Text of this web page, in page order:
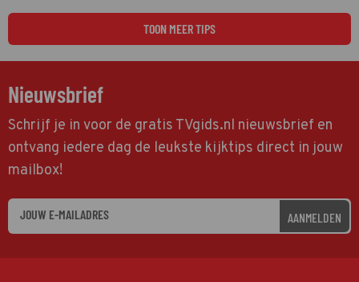
TOON MEER TIPS
Nieuwsbrief
Schrijf je in voor de gratis TVgids.nl nieuwsbrief en
ontvang iedere dag de leukste kijktips direct in jouw
mailbox!
AANMELDEN